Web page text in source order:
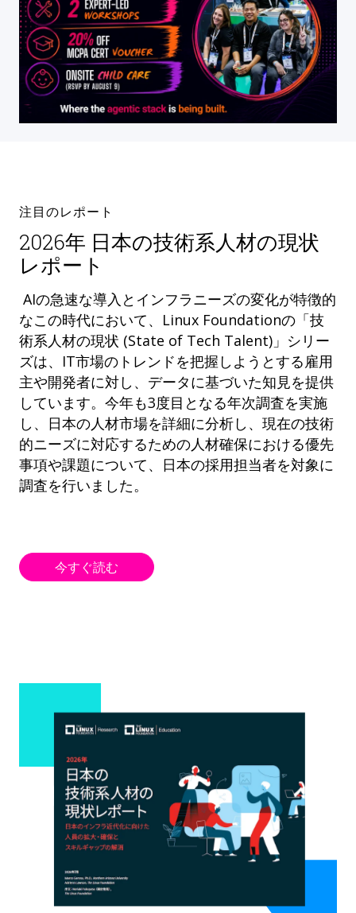
注目のレポート
2026年 日本の技術系人材の現状
レポート
AIの急速な導入とインフラニーズの変化が特徴的
なこの時代において、Linux Foundationの「技
術系人材の現状 (State of Tech Talent)」シリー
ズは、IT市場のトレンドを把握しようとする雇用
主や開発者に対し、データに基づいた知見を提供
しています。今年も3度目となる年次調査を実施
し、日本の人材市場を詳細に分析し、現在の技術
的ニーズに対応するための人材確保における優先
事項や課題について、日本の採用担当者を対象に
調査を行いました。
今すぐ読む